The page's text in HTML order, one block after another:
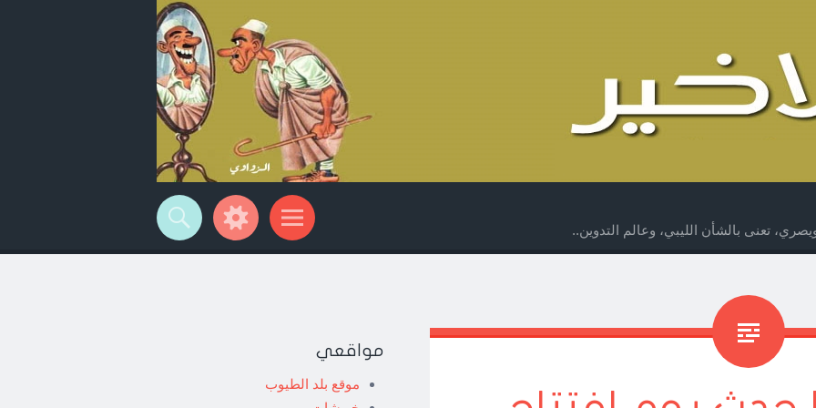
تعنى بالشأن الليبي، وعالم التدوين..
مواقعي
موقع بلد الطيوب